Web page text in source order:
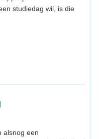
studiedag wil, is die
alsnog een